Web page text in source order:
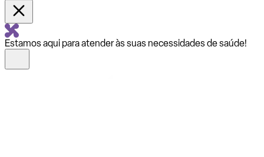
Estamos aqui para atender às suas necessidades de saúde!